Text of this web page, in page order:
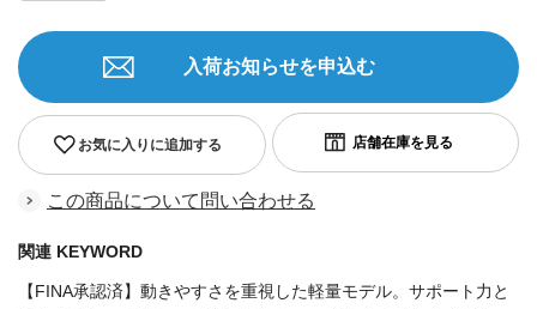
お気に入りに追加する
入荷お知らせを申込む
この商品について問い合わせる
関連 KEYWORD
【FINA承認済】動きやすさを重視した軽量モデル。サポート力と